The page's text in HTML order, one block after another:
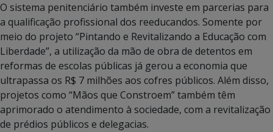
O sistema penitenciário também investe em parcerias para
a qualificação profissional dos reeducandos. Somente por
meio do projeto “Pintando e Revitalizando a Educação com
Liberdade”, a utilização da mão de obra de detentos em
reformas de escolas públicas já gerou a economia que
ultrapassa os R$ 7 milhões aos cofres públicos. Além disso,
projetos como “Mãos que Constroem” também têm
aprimorado o atendimento à sociedade, com a revitalização
de prédios públicos e delegacias.